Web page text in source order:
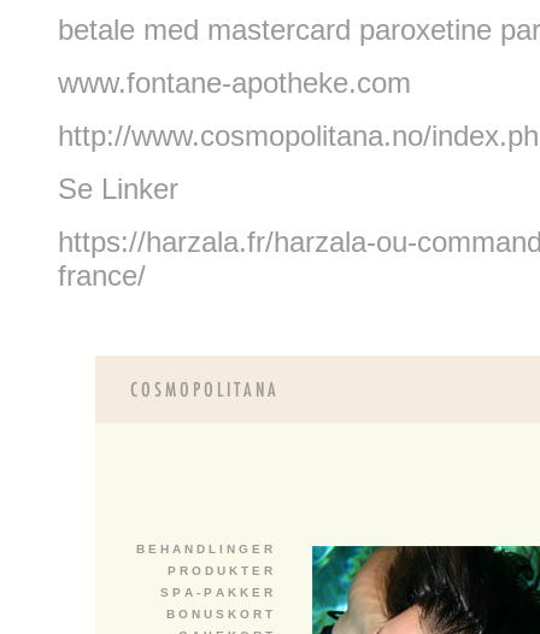
betale med mastercard paroxetine
www.fontane-apotheke.com
http://www.cosmopolitana.no/
Se Linker
https://harzala.fr/harzala-ou-
france/
B E H A N D L I N G E R
P R O D U K T E R
S P A - P A K K E R
B O N U S K O R T